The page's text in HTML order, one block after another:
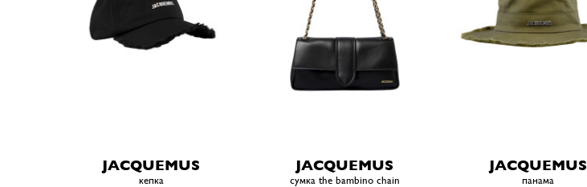
JACQUEMUS
кепка
JACQUEMUS
сумка the bambino chain
JACQUEMUS
панама